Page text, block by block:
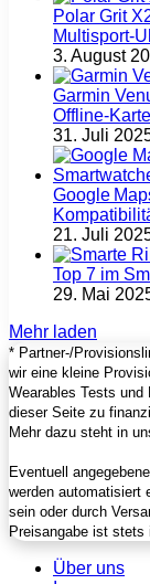
Polar Grit
3. August
Garmin
Offline-
31. Juli
Google
21. Juli
Top 7 im
29. Mai
Mehr laden
* Partner-/
wir eine kleine
Wearables Tests und
dieser Seite zu
Mehr dazu steht in
Eventuell
werden automatisiert
sein oder durch
Preisangabe ist stets
Über uns